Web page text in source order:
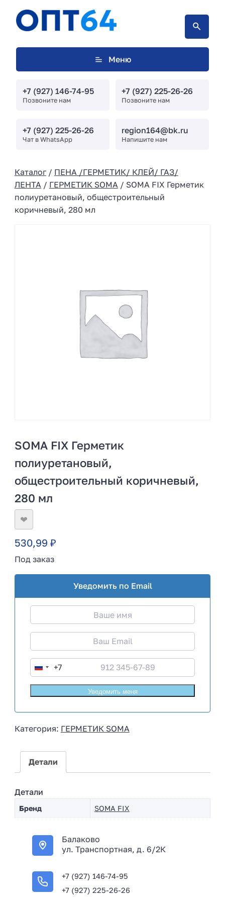
Меню
+7 (927) 146-74-95
Позвоните нам
+7 (927) 225-26-26
Позвоните нам
+7 (927) 225-26-26
Чат в WhatsApp
region164@bk.ru
Напишите нам
Каталог/ ПЕНА /ГЕРМЕТИК/ КЛЕЙ/ ГАЗ/
ЛЕНТА / ГЕРМЕТИК SOMA / SOMA FIX Герметик
полиуретановый, общестроительный
коричневый, 280 мл
SOMA FIX Герметик
полиуретановый,
общестроительный коричневый,
280 мл
❤
530,99 ₽
Под заказ
Уведомить по Email
R
u
s
a
7
+7
Категория: ГЕРМЕТИК SOMA
Детали
Детали
Бренд SOMA FIX
Балаково
ул. Транспортная, д. 6/2К
+7 (927) 146-74-95
+7 (927) 225-26-26